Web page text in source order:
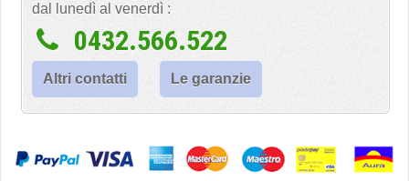
dal lunedì al venerdì :
0432.566.522
Altri contatti Le garanzie